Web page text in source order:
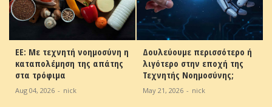
ΕΕ: Με τεχνητή νοημοσύνη η
καταπολέμηση της απάτης
στα τρόφιμα
Aug 04, 2026 - nick
Δουλεύουμε περισσότερο ή
λιγότερο στην εποχή της
Τεχνητής Νοημοσύνης;
May 21, 2026 - nick